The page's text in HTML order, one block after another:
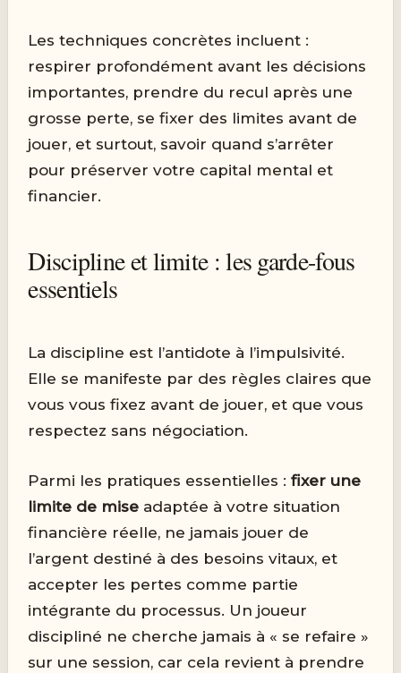
Les techniques concrètes incluent :
respirer profondément avant les décisions
importantes, prendre du recul après une
grosse perte, se fixer des limites avant de
jouer, et surtout, savoir quand s’arrêter
pour préserver votre capital mental et
financier.
Discipline et limite : les garde-fous
essentiels
La discipline est l’antidote à l’impulsivité.
Elle se manifeste par des règles claires que
vous vous fixez avant de jouer, et que vous
respectez sans négociation.
Parmi les pratiques essentielles :fixer une
limite de mise adaptée à votre situation
financière réelle, ne jamais jouer de
l’argent destiné à des besoins vitaux, et
accepter les pertes comme partie
intégrante du processus. Un joueur
discipliné ne cherche jamais à « se refaire »
sur une session, car cela revient à prendre